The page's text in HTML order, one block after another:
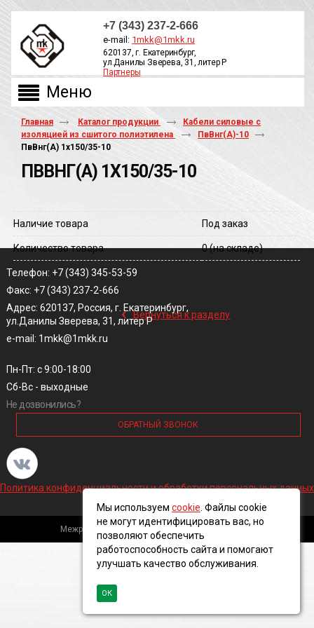
+7 (343) 237-2-666
e-mail: 1mkk@1mkk.ru
620137, г. Екатеринбург,
ул.Данилы Зверева, 31, литер Р
Партнеры
Главная Каталог продукции
Кабели силовые с
изоляцией из сшитого полиэтилена
ПвВнг(А)-10
ПвВнг(A) 1х150/35-10
ПВВНГ(A) 1Х150/35-10
Наличие товара Под заказ
Количество товара 0(на складе)
‹ Вернуться к разделу
Телефон: +7 (343) 345-53-59
Факс: +7 (343) 237-2-666
Адрес: 620137, Россия, г. Екатеринбург,
ул.Данилы Зверева, 31, литер Р
e-mail: 1mkk@1mkk.ru
Пн-Пт: с 9:00-18:00
Сб-Вс - выходные
Не дозвонились?
ОБРАТНЫЙ ЗВОНОК
Политика конфиденциальности и обработки персональных данных
Межрегиональная кабельная компания, 2016 ©
Мы используем cookie . Файлы cookie
не могут идентифицировать вас, но
позволяют обеспечить
работоспособность сайта и помогают
улучшать качество обслуживания.
ОК